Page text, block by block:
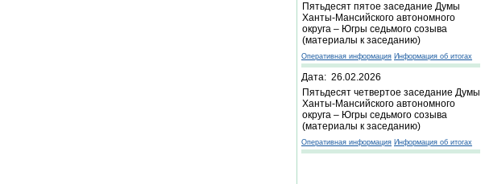
Пятьдесят пятое заседание Думы
Ханты-Мансийского автономного
округа – Югры седьмого созыва
(материалы к заседанию)
Оперативная информация Информация об итогах
Дата: 26.02.2026
Пятьдесят четвертое заседание Думы
Ханты-Мансийского автономного
округа – Югры седьмого созыва
(материалы к заседанию)
Оперативная информация Информация об итогах